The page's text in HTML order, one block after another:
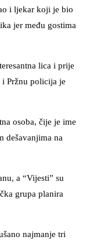
i ljekar koji je bio
jer među gostima
lica i prije
Pržnu policija je
osoba, čije je ime
dešavanjima na
a “Vijesti” su
grupa planira
najmanje tri